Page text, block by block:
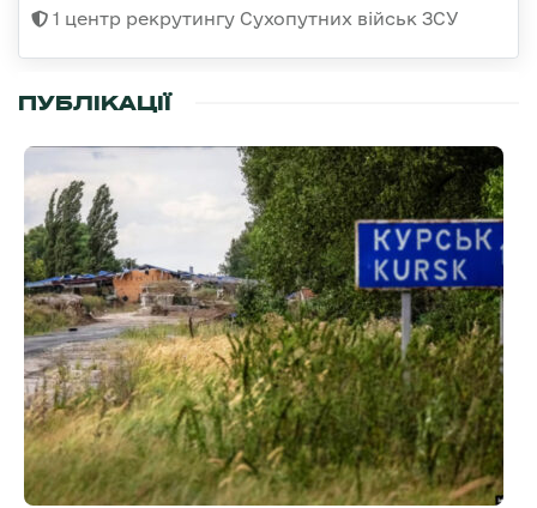
1 центр рекрутингу Сухопутних військ ЗСУ
ПУБЛІКАЦІЇ